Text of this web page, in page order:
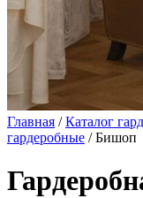
Главная /Каталог
гардеробные / Бишоп